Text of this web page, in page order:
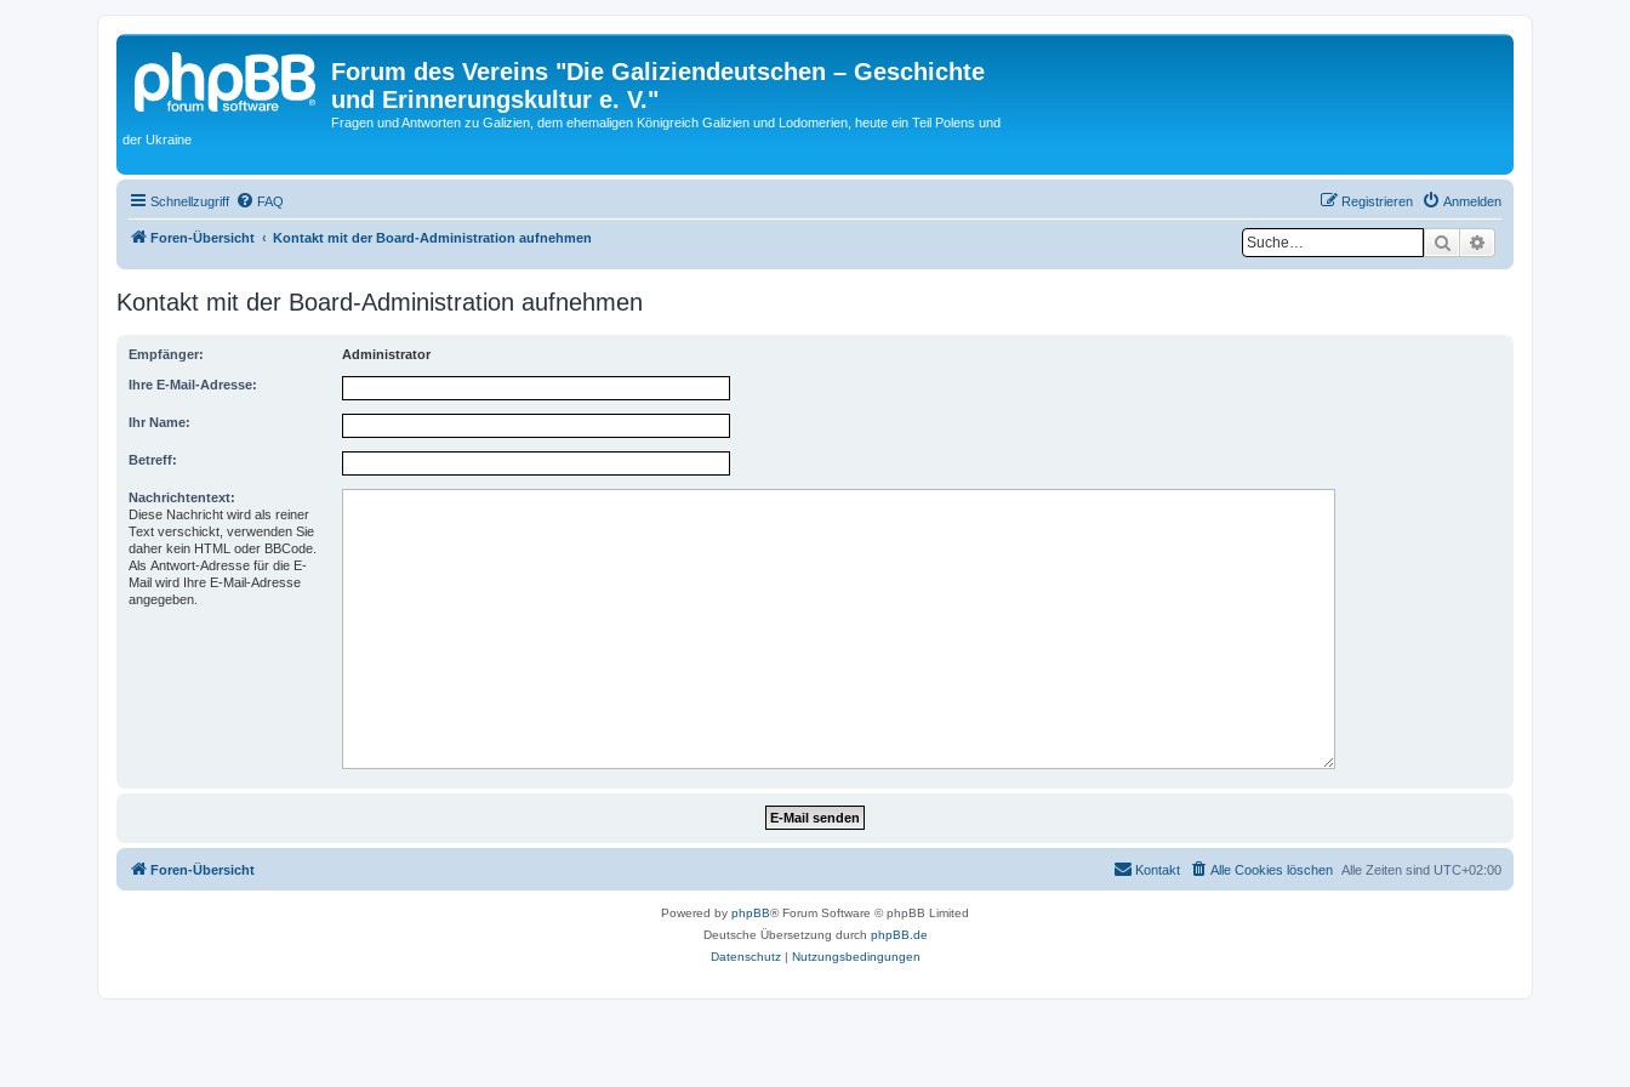
Forum des Vereins "Die Galiziendeutschen – Geschichte
und Erinnerungskultur e. V."
Fragen und Antworten zu Galizien, dem ehemaligen Königreich Galizien und Lodomerien, heute ein Teil Polens und
der Ukraine
Schnellzugriff FAQ Anmelden
Registrieren
Foren-Übersicht Kontakt mit der Board-Administration aufnehmen Suche
Kontakt mit der Board-Administration aufnehmen
Empfänger: Administrator
Ihre E-Mail-Adresse:
Ihr Name:
Betreff:
Nachrichtentext:
Diese Nachricht wird als reiner
Text verschickt, verwenden Sie
daher kein HTML oder BBCode.
Als Antwort-Adresse für die E-
Mail wird Ihre E-Mail-Adresse
angegeben.
Foren-Übersicht Alle Zeiten sind UTC+02:00
Alle Cookies löschen
Kontakt
Powered by phpBB® Forum Software © phpBB Limited
Deutsche Übersetzung durch phpBB.de
Datenschutz| Nutzungsbedingungen